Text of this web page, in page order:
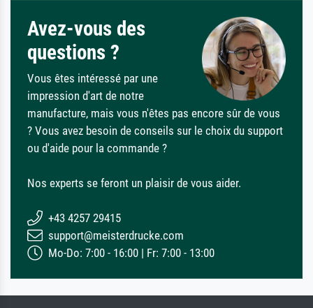
Avez-vous des
questions ?
Vous êtes intéressé par une
impression d'art de notre
manufacture, mais vous n'êtes pas encore sûr de vous
? Vous avez besoin de conseils sur le choix du support
ou d'aide pour la commande ?
Nos experts se feront un plaisir de vous aider.
+43 4257 29415
support@meisterdrucke.com
Mo-Do: 7:00 - 16:00 | Fr: 7:00 - 13:00